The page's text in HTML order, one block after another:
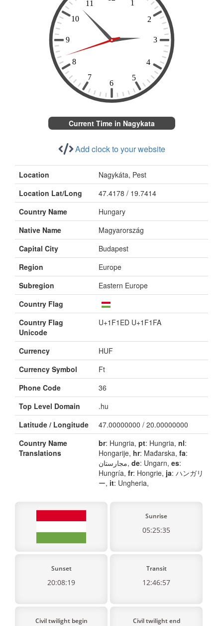
Current Time in Nagykata
Add clock to your website
Location
Nagykáta, Pest
Location Lat/Long
47.4178 / 19.7414
Country Name
Hungary
Native Name
Magyarország
Capital City
Budapest
Region
Europe
Subregion
Eastern Europe
Country Flag
Country Flag
Unicode
U+1F1ED U+1F1FA
Currency
HUF
Currency Symbol
Ft
Phone Code
36
Top Level Domain
.hu
Latitude / Longitude
47.00000000 / 20.00000000
Country Name
Translations
br: Hungria, pt: Hungria, nl:
Hongarije, hr: Mađarska, fa:
مجارستان, de: Ungarn, es:
Hungría, fr: Hongrie, ja: ハンガリ
ー, it: Ungheria,
Sunrise
05:25:35
Sunset
20:08:19
Transit
12:46:57
Civil twilight begin Civil twilight end